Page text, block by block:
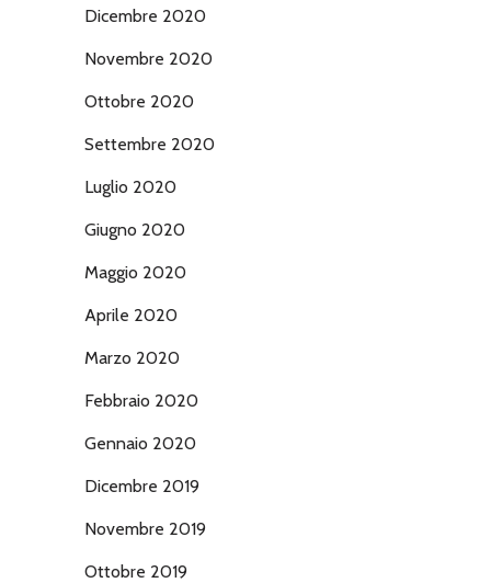
Dicembre 2020
Novembre 2020
Ottobre 2020
Settembre 2020
Luglio 2020
Giugno 2020
Maggio 2020
Aprile 2020
Marzo 2020
Febbraio 2020
Gennaio 2020
Dicembre 2019
Novembre 2019
Ottobre 2019